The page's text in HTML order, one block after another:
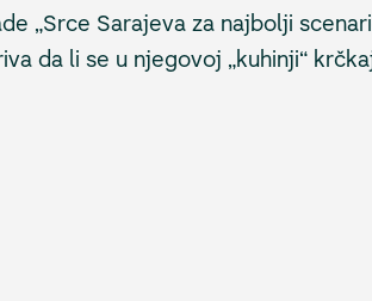
„Srce Sarajeva za najbolji
da li se u njegovoj „kuhinji“